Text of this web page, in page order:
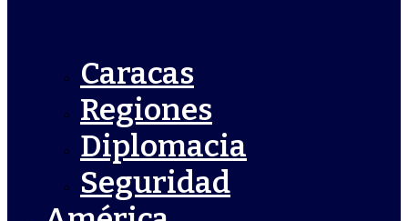
Caracas
Regiones
Diplomacia
Seguridad